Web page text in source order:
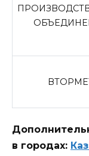
в городах: